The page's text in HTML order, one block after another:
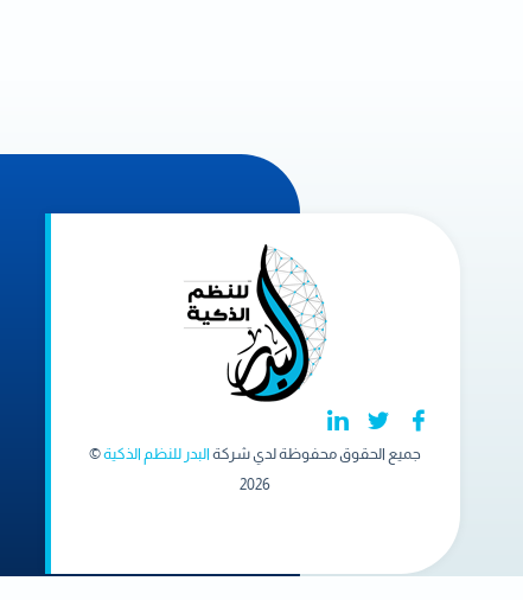
جميع الحقوق محفوظة لدي شركة البدر للنظم الذكية©
2026